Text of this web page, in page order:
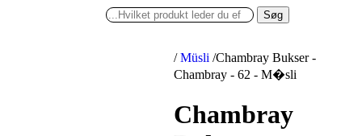
Søg
/ Müsli /Chambray Bukser -
Chambray - 62 - M�sli
Chambray